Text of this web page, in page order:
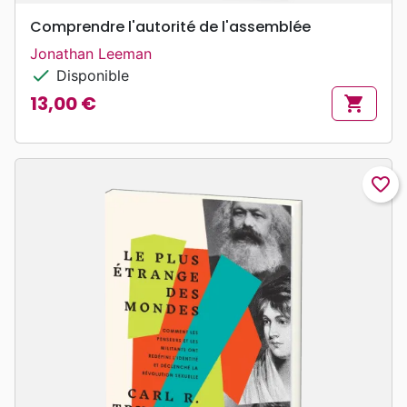
Comprendre l'autorité de l'assemblée
Jonathan Leeman
check Disponible
Prix
13,00 € shopping_cart
favorite_border